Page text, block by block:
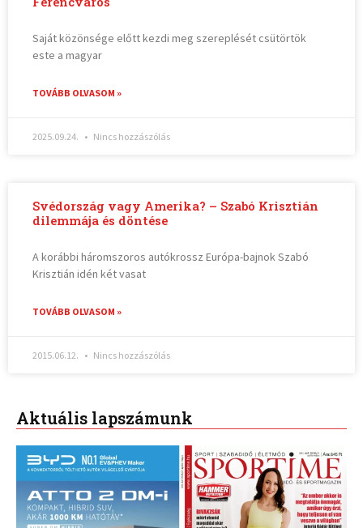
Saját közönsége előtt kezdi meg szereplését csütörtök
este a magyar
TOVÁBB OLVASOM »
2025.09.24. Nincs hozzászólás
Svédország vagy Amerika? – Szabó Krisztián
dilemmája és döntése
A korábbi háromszoros autókrossz Európa-bajnok Szabó
Krisztián idén két vasat
TOVÁBB OLVASOM »
2015.06.12. Nincs hozzászólás
Aktuális lapszámunk